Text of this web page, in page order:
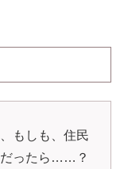
もしも、住民
だったら……？